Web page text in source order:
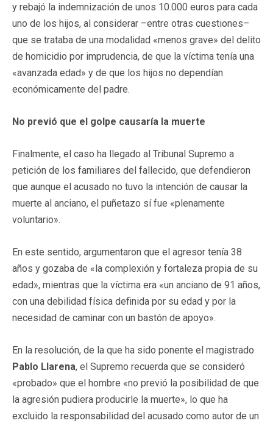
y rebajó la indemnización de unos 10.000 euros para cada
uno de los hijos, al considerar –entre otras cuestiones–
que se trataba de una modalidad «menos grave» del delito
de homicidio por imprudencia, de que la víctima tenía una
«avanzada edad» y de que los hijos no dependían
económicamente del padre.
No previó que el golpe causaría la muerte
Finalmente, el caso ha llegado al Tribunal Supremo a
petición de los familiares del fallecido, que defendieron
que aunque el acusado no tuvo la intención de causar la
muerte al anciano, el puñetazo sí fue «plenamente
voluntario».
En este sentido, argumentaron que el agresor tenía 38
años y gozaba de «la complexión y fortaleza propia de su
edad», mientras que la víctima era «un anciano de 91 años,
con una debilidad física definida por su edad y por la
necesidad de caminar con un bastón de apoyo».
En la resolución, de la que ha sido ponente el magistrado
Pablo Llarena, el Supremo recuerda que se consideró
«probado» que el hombre «no previó la posibilidad de que
la agresión pudiera producirle la muerte», lo que ha
excluido la responsabilidad del acusado como autor de un